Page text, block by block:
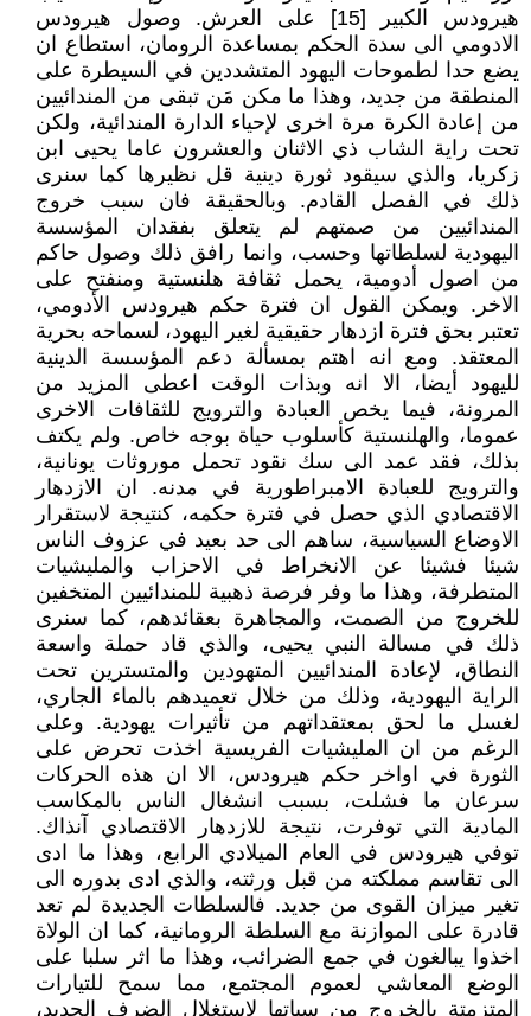
هيرودس الكبير [15] على العرش. وصول هيرودس
الادومي الى سدة الحكم بمساعدة الرومان، استطاع ان
يضع حدا لطموحات اليهود المتشددين في السيطرة على
المنطقة من جديد، وهذا ما مكن مَن تبقى من المندائيين
من إعادة الكرة مرة اخرى لإحياء الدارة المندائية، ولكن
تحت راية الشاب ذي الاثنان والعشرون عاما يحيى ابن
زكريا، والذي سيقود ثورة دينية قل نظيرها كما سنرى
ذلك في الفصل القادم. وبالحقيقة فان سبب خروج
المندائيين من صمتهم لم يتعلق بفقدان المؤسسة
اليهودية لسلطاتها وحسب، وانما رافق ذلك وصول حاكم
من اصول أدومية، يحمل ثقافة هلنستية ومنفتح على
الاخر. ويمكن القول ان فترة حكم هيرودس الأدومي،
تعتبر بحق فترة ازدهار حقيقية لغير اليهود، لسماحه بحرية
المعتقد. ومع انه اهتم بمسألة دعم المؤسسة الدينية
لليهود أيضا، الا انه وبذات الوقت اعطى المزيد من
المرونة، فيما يخص العبادة والترويج للثقافات الاخرى
عموما، والهلنستية كأسلوب حياة بوجه خاص. ولم يكتف
بذلك، فقد عمد الى سك نقود تحمل موروثات يونانية،
والترويج للعبادة الامبراطورية في مدنه. ان الازدهار
الاقتصادي الذي حصل في فترة حكمه، كنتيجة لاستقرار
الاوضاع السياسية، ساهم الى حد بعيد في عزوف الناس
شيئا فشيئا عن الانخراط في الاحزاب والمليشيات
المتطرفة، وهذا ما وفر فرصة ذهبية للمندائيين المتخفين
للخروج من الصمت، والمجاهرة بعقائدهم، كما سنرى
ذلك في مسالة النبي يحيى، والذي قاد حملة واسعة
النطاق، لإعادة المندائيين المتهودين والمتسترين تحت
الراية اليهودية، وذلك من خلال تعميدهم بالماء الجاري،
لغسل ما لحق بمعتقداتهم من تأثيرات يهودية. وعلى
الرغم من ان المليشيات الفريسية اخذت تحرض على
الثورة في اواخر حكم هيرودس، الا ان هذه الحركات
سرعان ما فشلت، بسبب انشغال الناس بالمكاسب
المادية التي توفرت، نتيجة للازدهار الاقتصادي آنذاك.
توفي هيرودس في العام الميلادي الرابع، وهذا ما ادى
الى تقاسم مملكته من قبل ورثته، والذي ادى بدوره الى
تغير ميزان القوى من جديد. فالسلطات الجديدة لم تعد
قادرة على الموازنة مع السلطة الرومانية، كما ان الولاة
اخذوا يبالغون في جمع الضرائب، وهذا ما اثر سلبا على
الوضع المعاشي لعموم المجتمع، مما سمح للتيارات
المتزمتة بالخروج من سباتها لاستغلال الضرف الجديد،